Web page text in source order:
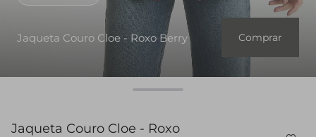
Jaqueta Couro Cloe - Roxo Berry Comprar
Jaqueta Couro Cloe - Roxo